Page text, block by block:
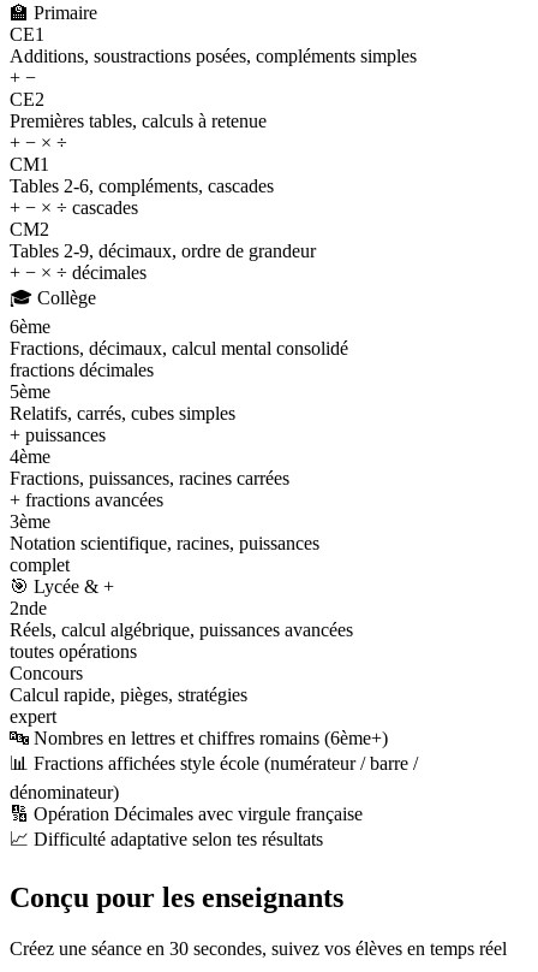
🏫 Primaire
CE1
Additions, soustractions posées, compléments simples
+ −
CE2
Premières tables, calculs à retenue
+ − × ÷
CM1
Tables 2-6, compléments, cascades
+ − × ÷ cascades
CM2
Tables 2-9, décimaux, ordre de grandeur
+ − × ÷ décimales
🎓 Collège
6ème
Fractions, décimaux, calcul mental consolidé
fractions décimales
5ème
Relatifs, carrés, cubes simples
+ puissances
4ème
Fractions, puissances, racines carrées
+ fractions avancées
3ème
Notation scientifique, racines, puissances
complet
🎯 Lycée & +
2nde
Réels, calcul algébrique, puissances avancées
toutes opérations
Concours
Calcul rapide, pièges, stratégies
expert
🔤 Nombres en lettres et chiffres romains (6ème+)
📊 Fractions affichées style école (numérateur / barre /
dénominateur)
🔢 Opération Décimales avec virgule française
📈 Difficulté adaptative selon tes résultats
Conçu pour les enseignants
Créez une séance en 30 secondes, suivez vos élèves en temps réel